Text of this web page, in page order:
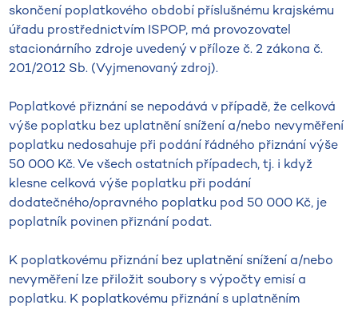
skončení poplatkového období příslušnému krajskému
úřadu prostřednictvím ISPOP, má provozovatel
stacionárního zdroje uvedený v příloze č. 2 zákona č.
201/2012 Sb. (Vyjmenovaný zdroj).
Poplatkové přiznání se nepodává v případě, že celková
výše poplatku bez uplatnění snížení a/nebo nevyměření
poplatku nedosahuje při podání řádného přiznání výše
​​​​​​​50 000 Kč. Ve všech ostatních případech, tj. i když
klesne celková výše poplatku při podání
dodatečného/opravného poplatku pod 50 000 Kč, je
poplatník povinen přiznání podat.
K poplatkovému přiznání bez uplatnění snížení a/nebo
nevyměření lze přiložit soubory s výpočty emisí a
poplatku. K poplatkovému přiznání s uplatněním